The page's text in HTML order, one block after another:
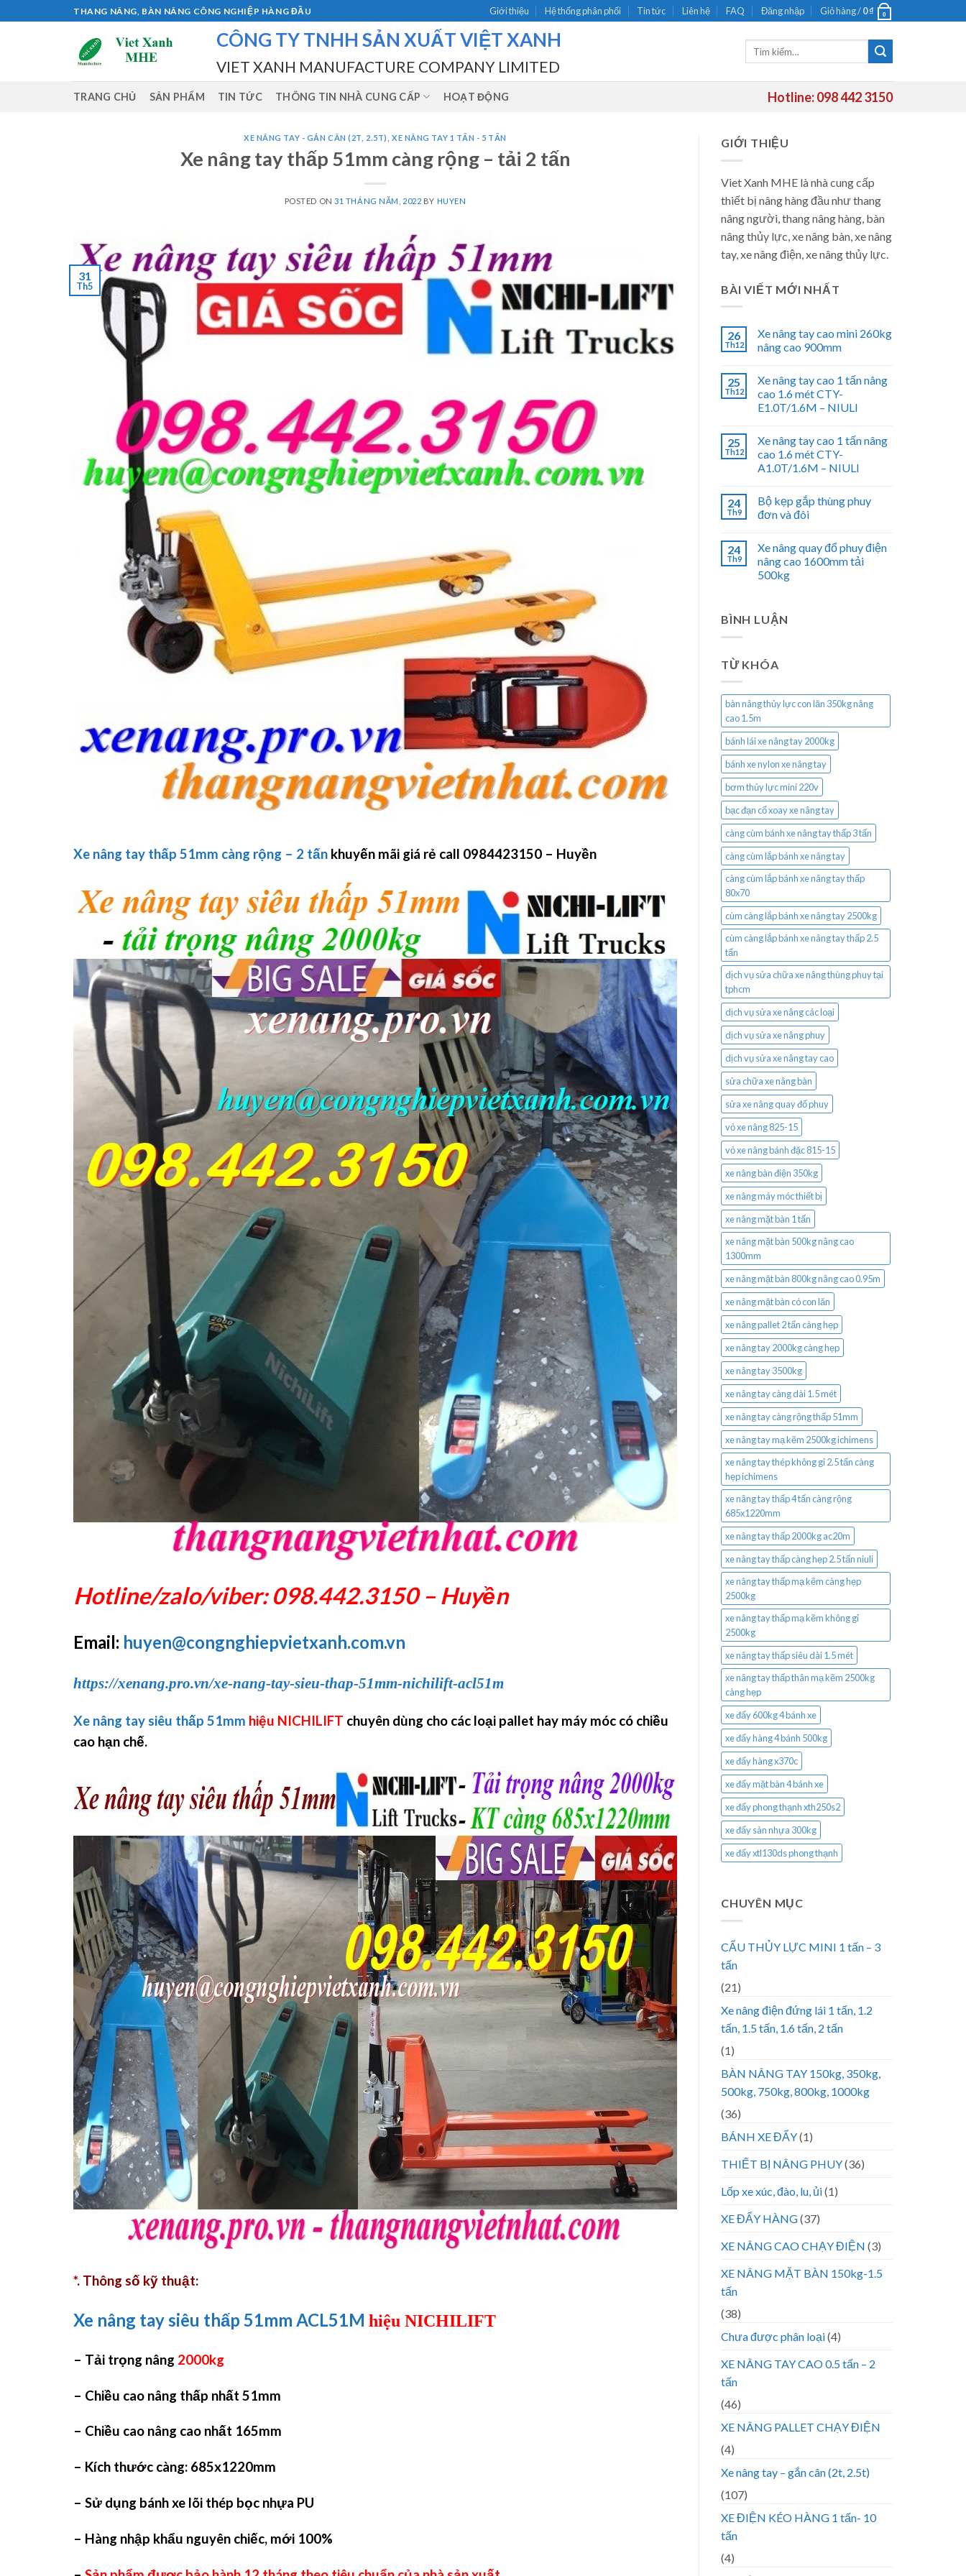
to
THANG NÂNG, BÀN NÂNG CÔNG NGHIỆP HÀNG ĐẦU Giới thiệu Hệ thống phân phối Tin tức Liên hệ FAQ Đăng nhập Giỏ hàng /0₫ 0
CÔNG TY TNHH SẢN XUẤT VIỆT XANH
VIET XANH MANUFACTURE COMPANY LIMITED
TRANG CHỦ SẢN PHẨM TIN TỨC THÔNG TIN NHÀ CUNG CẤP HOẠT ĐỘNG Hotline: 098 442 3150
XE NÂNG TAY - GẮN CÂN (2T, 2.5T) ,XE NÂNG TAY 1 TẤN - 5 TẤN
Xe nâng tay thấp 51mm càng rộng – tải 2 tấn
POSTED ON31 THÁNG NĂM, 2022 BY HUYEN
31
Th5
Xe nâng tay thấp 51mm càng rộng – 2 tấn khuyến mãi giá rẻ call 0984423150 – Huyền
Hotline/zalo/viber: 098.442.3150 – Huyền
Email: huyen@congnghiepvietxanh.com.vn
https://xenang.pro.vn/xe-nang-tay-sieu-thap-51mm-nichilift-acl51m
Xe nâng tay siêu thấp 51mm hiệu NICHILIFT chuyên dùng cho các loại pallet hay máy móc có chiều
cao hạn chế.
*. Thông số kỹ thuật:
Xe nâng tay siêu thấp 51mm ACL51M hiệu NICHILIFT
– Tải trọng nâng 2000kg
– Chiều cao nâng thấp nhất 51mm
– Chiều cao nâng cao nhất 165mm
– Kích thước càng: 685x1220mm
– Sử dụng bánh xe lõi thép bọc nhựa PU
– Hàng nhập khẩu nguyên chiếc, mới 100%
GIỚI THIỆU
Viet Xanh MHE là nhà cung cấp
thiết bị nâng hàng đầu như thang
nâng người, thang nâng hàng, bàn
nâng thủy lực, xe nâng bàn, xe nâng
tay, xe nâng điện, xe nâng thủy lực.
BÀI VIẾT MỚI NHẤT
26
Th12
Xe nâng tay cao mini 260kg
nâng cao 900mm
25
Th12
Xe nâng tay cao 1 tấn nâng
cao 1.6 mét CTY-
E1.0T/1.6M – NIULI
25
Th12
Xe nâng tay cao 1 tấn nâng
cao 1.6 mét CTY-
A1.0T/1.6M – NIULI
24
Th9
Bộ kẹp gắp thùng phuy
đơn và đôi
24
Th9
Xe nâng quay đổ phuy điện
nâng cao 1600mm tải
500kg
BÌNH LUẬN
TỪ KHÓA
bàn nâng thủy lực con lăn 350kg nâng
cao 1.5m
bánh lái xe nâng tay 2000kg
bánh xe nylon xe nâng tay
bơm thủy lực mini 220v
bạc đạn cổ xoay xe nâng tay
càng cùm bánh xe nâng tay thấp 3 tấn
càng cùm lắp bánh xe nâng tay
càng cùm lắp bánh xe nâng tay thấp
80x70
cùm càng lắp bánh xe nâng tay 2500kg
cùm càng lắp bánh xe nâng tay thấp 2.5
tấn
dịch vụ sửa chữa xe nâng thùng phuy tại
tphcm
dịch vụ sửa xe nâng các loại
dịch vụ sửa xe nâng phuy
dịch vụ sửa xe nâng tay cao
sửa chữa xe nâng bàn
sửa xe nâng quay đổ phuy
vỏ xe nâng 825-15
vỏ xe nâng bánh đặc 815-15
xe nâng bàn điện 350kg
xe nâng máy móc thiết bị
xe nâng mặt bàn 1 tấn
xe nâng mặt bàn 500kg nâng cao
1300mm
xe nâng mặt bàn 800kg nâng cao 0.95m
xe nâng mặt bàn có con lăn
xe nâng pallet 2 tấn càng hẹp
xe nâng tay 2000kg càng hẹp
xe nâng tay 3500kg
xe nâng tay càng dài 1.5 mét
xe nâng tay càng rộng thấp 51mm
xe nâng tay mạ kẽm 2500kg ichimens
xe nâng tay thép không gỉ 2.5 tấn càng
hẹp ichimens
xe nâng tay thấp 4 tấn càng rộng
685x1220mm
xe nâng tay thấp 2000kg ac20m
xe nâng tay thấp càng hẹp 2.5 tấn niuli
xe nâng tay thấp mạ kẽm càng hẹp
2500kg
xe nâng tay thấp mạ kẽm không gỉ
2500kg
xe nâng tay thấp siêu dài 1.5 mét
xe nâng tay thấp thân mạ kẽm 2500kg
càng hẹp
xe đẩy 600kg 4 bánh xe
xe đẩy hàng 4 bánh 500kg
xe đẩy hàng x370c
xe đẩy mặt bàn 4 bánh xe
xe đẩy phong thạnh xth250s2
xe đẩy sàn nhựa 300kg
xe đẩy xtl130ds phong thạnh
CHUYÊN MỤC
CẨU THỦY LỰC MINI 1 tấn – 3
tấn
(21)
Xe nâng điện đứng lái 1 tấn, 1.2
tấn, 1.5 tấn, 1.6 tấn, 2 tấn
(1)
BÀN NÂNG TAY 150kg, 350kg,
500kg, 750kg, 800kg, 1000kg
(36)
BÁNH XE ĐẨY(1)
THIẾT BỊ NÂNG PHUY(36)
Lốp xe xúc, đào, lu, ủi(1)
XE ĐẨY HÀNG(37)
XE NÂNG CAO CHẠY ĐIỆN (3)
XE NÂNG MẶT BÀN 150kg-1.5
tấn
(38)
Chưa được phân loại(4)
XE NÂNG TAY CAO 0.5 tấn – 2
tấn
(46)
XE NÂNG PALLET CHẠY ĐIỆN
(4)
Xe nâng tay – gắn cân (2t, 2.5t)
(107)
XE ĐIỆN KÉO HÀNG 1 tấn- 10
tấn
(4)